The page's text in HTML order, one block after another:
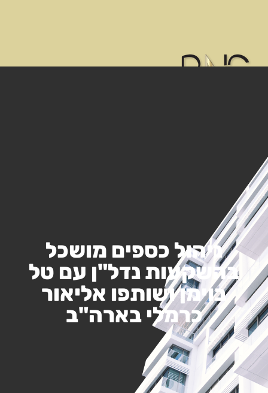
ניהול כספים מושכל
בהשקעות נדל"ן עם טל
בוימן ושותפו אליאור
כרמלי בארה"ב